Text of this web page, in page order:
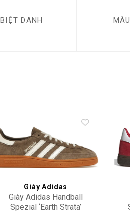
BIỆT DANH
Add to
wishlist
Giày Adidas
Giày Adidas Handball
Spezial ‘Earth Strata’